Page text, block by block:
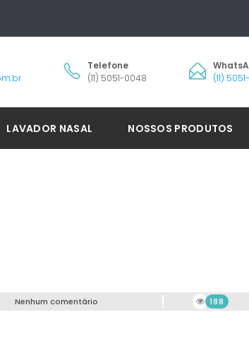
Telefone
(11) 5051-0048
(11)
LAVADOR NASAL NOSSOS PRODUTOS
Nenhum comentário 188